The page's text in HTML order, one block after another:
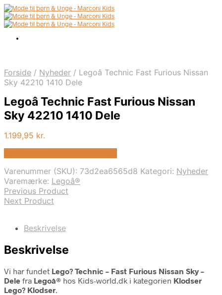
Forside / Nyheder / Legoâ Technic Fast Furious Nissan
Sky 42210 1410 Dele
Legoâ Technic Fast Furious Nissan
Sky 42210 1410 Dele
1.199,95 kr.
Varenummer (SKU): 73d2ea6565d8 Kategori: Nyheder
Varemærke: Legoâ®
Previous Product
Next Product
Beskrivelse
Beskrivelse
Vi har fundet Lego? Technic – Fast Furious Nissan Sky –
Dele fra Legoâ® hos Kids-world.dk i kategorien Klodser
Lego? Klodser.